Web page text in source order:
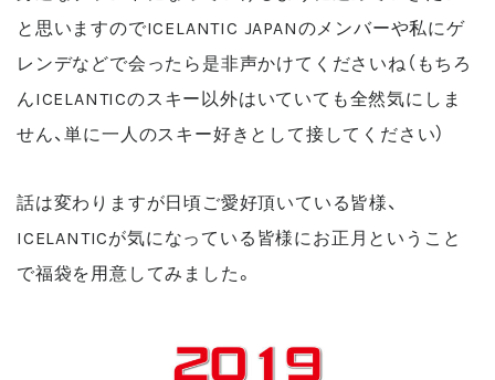
と思いますのでICELANTIC JAPANのメンバーや私にゲ
レンデなどで会ったら是非声かけてくださいね（もちろ
んICELANTICのスキー以外はいていても全然気にしま
せん、単に一人のスキー好きとして接してください）
話は変わりますが日頃ご愛好頂いている皆様、
ICELANTICが気になっている皆様にお正月ということ
で福袋を用意してみました。